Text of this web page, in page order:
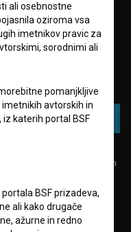
PRIJAVA
za zbiranje, hrambo in
ali osebnostne
oziroma vsa
imetnikov pravic za
sorodnimi ali
pomanjkljive
avtorskih in
iz katerih portal BSF
BSF prizadeva,
ali kako drugače
ažurne in redno